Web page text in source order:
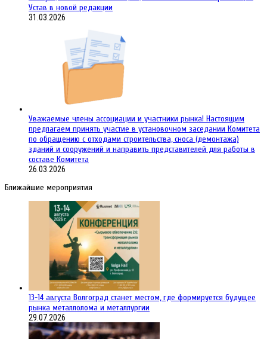
Устав в новой редакции
31.03.2026
Уважаемые члены ассоциации и участники рынка! Настоящим
предлагаем принять участие в установочном заседании Комитета
по обращению с отходами строительства, сноса (демонтажа)
зданий и сооружений и направить представителей для работы в
составе Комитета
26.03.2026
Ближайшие мероприятия
13-14 августа Волгоград станет местом, где формируется будущее
рынка металлолома и металлургии
29.07.2026